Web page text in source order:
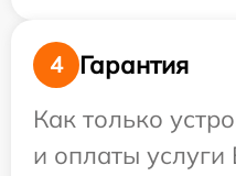
4
Гарантия
Как только
и оплаты